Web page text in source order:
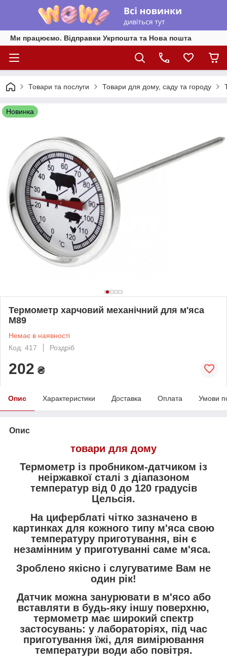
Ми працюємо. Відправки Укрпошта та Нова пошта
Товари та послуги Товари для дому, саду та городу
Новинка
Термометр харчовий механічний для м'яса
M89
Немає в наявності
Код: 417
Роздріб
202 ₴
Опис Характеристики Доставка Оплата Умови
Опис
товари для дому
Термометр із пробником-датчиком із
неіржавкої сталі з діапазоном
температур від 0 до 120 градусів
Цельсія.
На циферблаті чітко зазначено в
картинках для кожного типу м'яса свою
температуру приготування, він є
незамінним у приготуванні саме м'яса.
Зроблено якісно і слугуватиме Вам не
один рік!
Датчик можна занурювати в м'ясо або
вставляти в будь-яку іншу поверхню,
термометр має широкий спектр
застосувань: у лабораторіях, під час
приготування їжі, для вимірювання
температури води або повітря.